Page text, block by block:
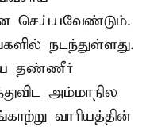
செய்யவேண்டும்.
நடந்துள்ளது.
தண்ணீர்
அம்மாநில
வாரியத்தின்